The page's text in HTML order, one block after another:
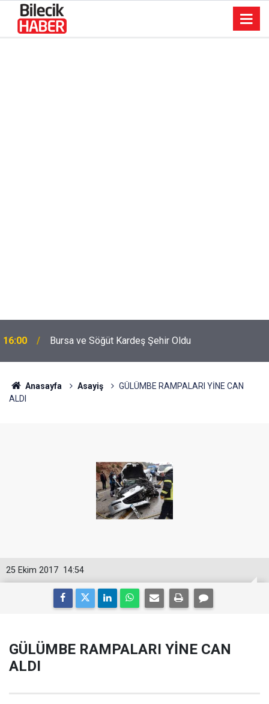
16:00 Bursa ve Söğüt Kardeş Şehir Oldu
Anasayfa Asayiş
GÜLÜMBE RAMPALARI YİNE CAN
ALDI
14:54
25 Ekim 2017
GÜLÜMBE RAMPALARI YİNE CAN
ALDI